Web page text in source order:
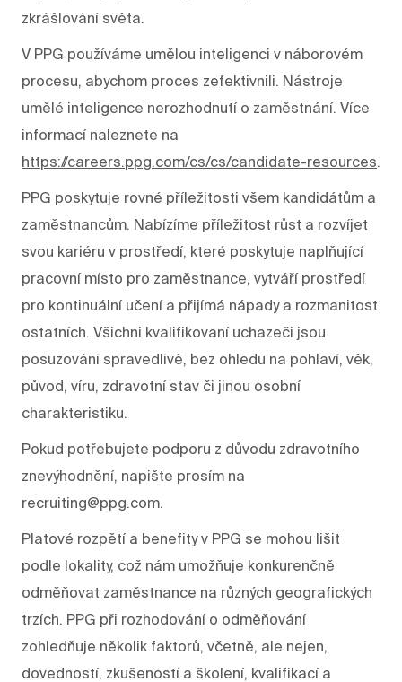
zkrášlování světa.
V PPG používáme umělou inteligenci v náborovém
procesu, abychom proces zefektivnili. Nástroje
umělé inteligence nerozhodnutí o zaměstnání. Více
informací naleznete na
https://careers.ppg.com/cs/cs/candidate-resources.
PPG poskytuje rovné příležitosti všem kandidátům a
zaměstnancům. Nabízíme příležitost růst a rozvíjet
svou kariéru v prostředí, které poskytuje naplňující
pracovní místo pro zaměstnance, vytváří prostředí
pro kontinuální učení a přijímá nápady a rozmanitost
ostatních. Všichni kvalifikovaní uchazeči jsou
posuzováni spravedlivě, bez ohledu na pohlaví, věk,
původ, víru, zdravotní stav či jinou osobní
charakteristiku.
Pokud potřebujete podporu z důvodu zdravotního
znevýhodnění, napište prosím na
recruiting@ppg.com.
Platové rozpětí a benefity v PPG se mohou lišit
podle lokality, což nám umožňuje konkurenčně
odměňovat zaměstnance na různých geografických
trzích. PPG při rozhodování o odměňování
zohledňuje několik faktorů, včetně, ale nejen,
dovedností, zkušeností a školení, kvalifikací a